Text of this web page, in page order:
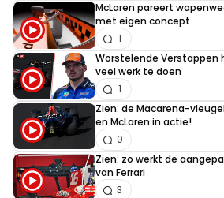
McLaren pareert
met eigen concept
1
Worstelende Verstappen
veel werk te doen
1
Zien: de Macarena-
en McLaren in actie!
0
Zien: zo werkt de
van Ferrari
3